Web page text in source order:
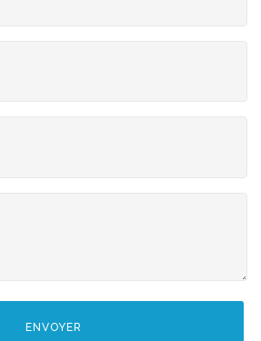
ENVOYER